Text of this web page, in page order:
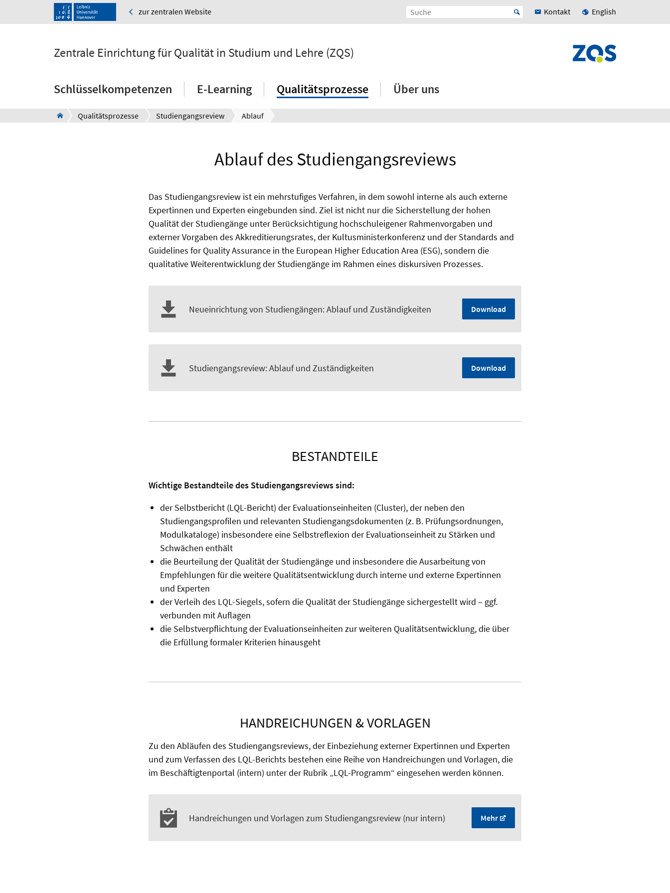
zur zentralen Website Kontakt English
Zentrale Einrichtung für Qualität in Studium und Lehre (ZQS)
Schlüsselkompetenzen E-Learning Qualitätsprozesse Über uns
Qualitätsprozesse Studiengangsreview Ablauf
Ablauf des Studiengangsreviews
Das Studiengangsreview ist ein mehrstufiges Verfahren, in dem sowohl interne als auch externe
Expertinnen und Experten eingebunden sind. Ziel ist nicht nur die Sicherstellung der hohen
Qualität der Studiengänge unter Berücksichtigung hochschuleigener Rahmenvorgaben und
externer Vorgaben des Akkreditierungsrates, der Kultusministerkonferenz und der Standards and
Guidelines for Quality Assurance in the European Higher Education Area (ESG), sondern die
qualitative Weiterentwicklung der Studiengänge im Rahmen eines diskursiven Prozesses.
Neueinrichtung von Studiengängen: Ablauf und Zuständigkeiten Download
Studiengangsreview: Ablauf und Zuständigkeiten Download
BESTANDTEILE
Wichtige Bestandteile des Studiengangsreviews sind:
der Selbstbericht (LQL-Bericht) der Evaluationseinheiten (Cluster), der neben den
Studiengangsprofilen und relevanten Studiengangsdokumenten (z. B. Prüfungsordnungen,
Modulkataloge) insbesondere eine Selbstreflexion der Evaluationseinheit zu Stärken und
Schwächen enthält
die Beurteilung der Qualität der Studiengänge und insbesondere die Ausarbeitung von
Empfehlungen für die weitere Qualitätsentwicklung durch interne und externe Expertinnen
und Experten
der Verleih des LQL-Siegels, sofern die Qualität der Studiengänge sichergestellt wird – ggf.
verbunden mit Auflagen
die Selbstverpflichtung der Evaluationseinheiten zur weiteren Qualitätsentwicklung, die über
die Erfüllung formaler Kriterien hinausgeht
HANDREICHUNGEN & VORLAGEN
Zu den Abläufen des Studiengangsreviews, der Einbeziehung externer Expertinnen und Experten
und zum Verfassen des LQL-Berichts bestehen eine Reihe von Handreichungen und Vorlagen, die
im Beschäftigtenportal (intern) unter der Rubrik „LQL-Programm“ eingesehen werden können.
Handreichungen und Vorlagen zum Studiengangsreview (nur intern) Mehr